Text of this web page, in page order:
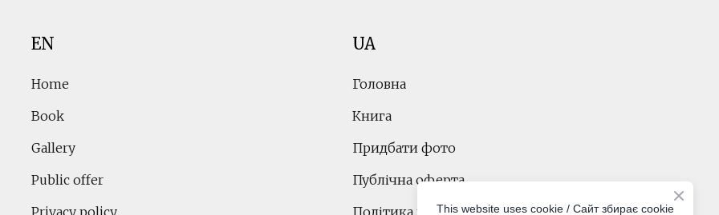
EN
Home
Book
Gallery
Public offer
Privacy policy
UA
Головна
Книга
Придбати фото
Публічна оферта
Політика конфіденційності
This website uses cookie / Cайт збирає cookie